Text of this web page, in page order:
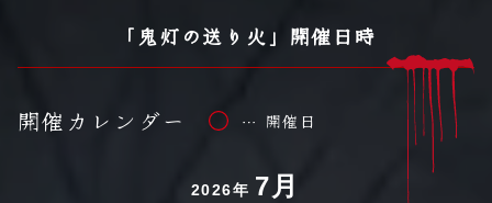
「鬼灯の送り火」開催日時
開催カレンダー … 開催日
2026年 7月